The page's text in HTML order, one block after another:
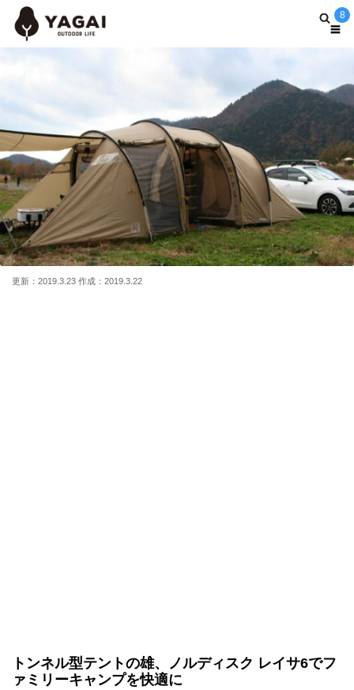
8
更新：2019.3.23 作成：2019.3.22
トンネル型テントの雄、ノルディスク レイサ6でフ
ァミリーキャンプを快適に